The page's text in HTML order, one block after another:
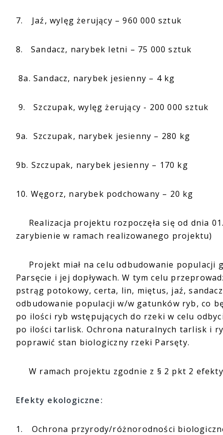
7. Jaź, wylęg żerujący – 960 000 sztuk
8. Sandacz, narybek letni – 75 000 sztuk
8a. Sandacz, narybek jesienny – 4 kg
9. Szczupak, wylęg żerujący - 200 000 sztuk
9a. Szczupak, narybek jesienny – 280 kg
9b. Szczupak, narybek jesienny – 170 kg
10. Węgorz, narybek podchowany – 20 kg
Realizacja projektu rozpoczęła się od dnia
zarybienie w ramach realizowanego projektu)
Projekt miał na celu odbudowanie populacji
Parsęcie i jej dopływach. W tym celu
pstrąg potokowy, certa, lin, miętus, jaź,
odbudowanie populacji w/w gatunków ryb, co
po ilości ryb wstępujących do rzeki w celu
po ilości tarlisk. Ochrona naturalnych tarlisk i
poprawić stan biologiczny rzeki Parsęty.
W ramach projektu zgodnie z § 2 pkt 2 efekty
Efekty ekologiczne:
1.
Ochrona przyrody/różnorodności